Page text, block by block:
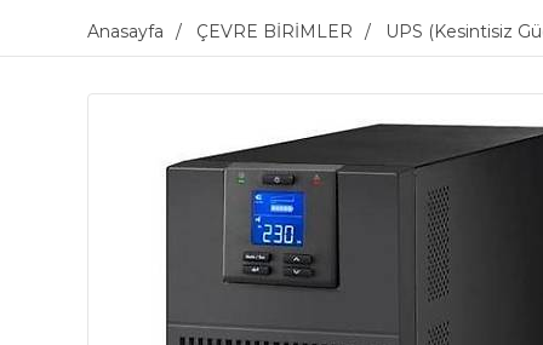
Anasayfa ÇEVRE BİRİMLER UPS (Kesintisiz